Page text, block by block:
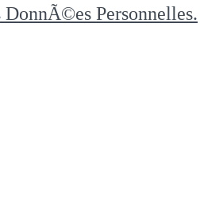
DonnÃ©es Personnelles.